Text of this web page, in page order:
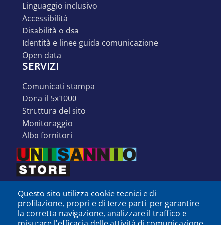
linguaggio inclusivo
accessibilità
disabilità o dsa
identità e linee guida comunicazione
open data
SERVIZI
comunicati stampa
dona il 5x1000
struttura del sito
monitoraggio
albo fornitori
Questo sito utilizza cookie tecnici e di
profilazione, propri e di terze parti, per garantire
la corretta navigazione, analizzare il traffico e